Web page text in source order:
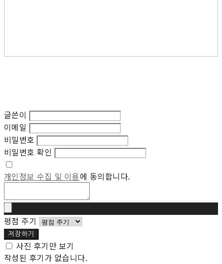
글쓴이
이메일
비밀번호
비밀번호 확인
개인정보 수집 및 이용에 동의합니다.
평점 주기
저장하기
사진 후기만 보기
작성된 후기가 없습니다.